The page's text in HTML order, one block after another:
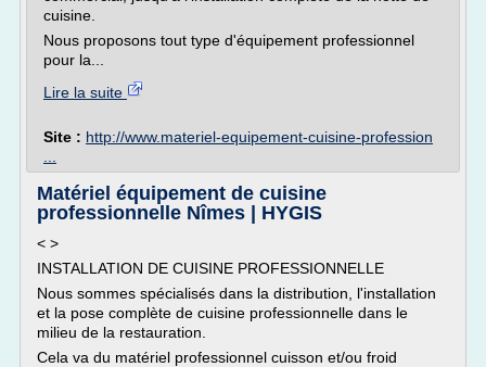
cuisine.
Nous proposons tout type d'équipement professionnel
pour la...
Lire la suite
Site : http://www.materiel-equipement-cuisine-profession
Matériel équipement de cuisine
professionnelle Nîmes | HYGIS
< >
INSTALLATION DE CUISINE PROFESSIONNELLE
Nous sommes spécialisés dans la distribution, l'installation
et la pose complète de cuisine professionnelle dans le
milieu de la restauration.
Cela va du matériel professionnel cuisson et/ou froid